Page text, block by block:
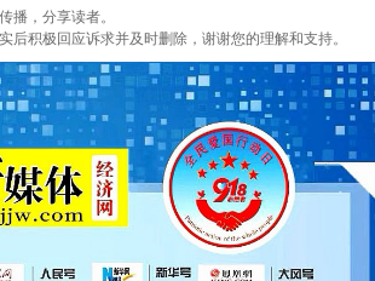
播，分享读者。
积极回应诉求并及时删除，谢谢您的理解和支持。